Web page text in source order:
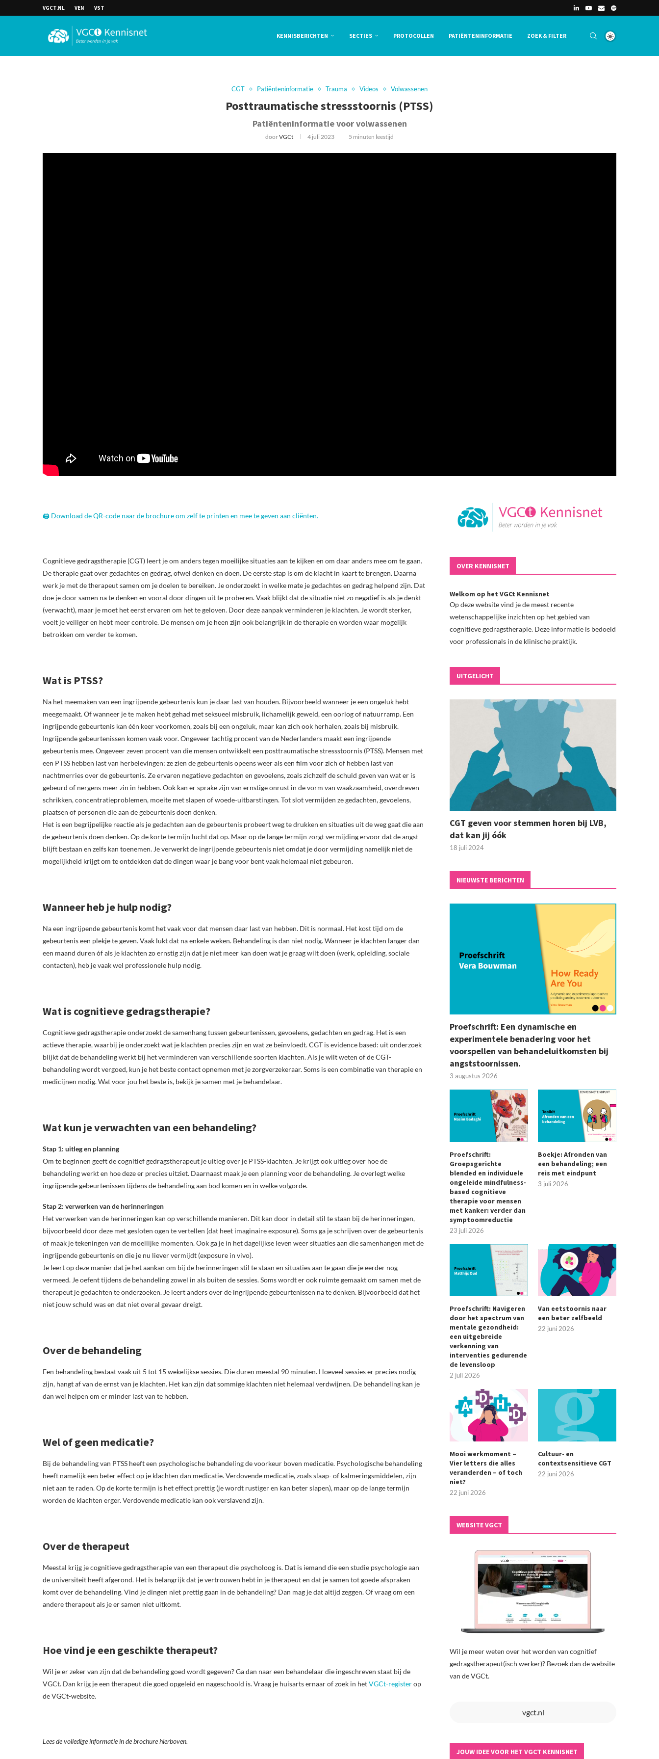
VGCT.NL VEN VST
KENNISBERICHTEN SECTIES PROTOCOLLEN PATIËNTENINFORMATIE ZOEK & FILTER
CGT Patiënteninformatie Trauma Videos Volwassenen
Posttraumatische stressstoornis (PTSS)
Patiënteninformatie voor volwassenen
doorVGCt 4 juli 2023 5 minuten leestijd
🖨️ Download de QR-code naar de brochure om zelf te printen en mee te geven aan cliënten.
Cognitieve gedragstherapie (CGT) leert je om anders tegen moeilijke situaties aan te kijken en om daar anders mee om te gaan.
De therapie gaat over gedachtes en gedrag, ofwel denken en doen. De eerste stap is om de klacht in kaart te brengen. Daarna
werk je met de therapeut samen om je doelen te bereiken. Je onderzoekt in welke mate je gedachtes en gedrag helpend zijn. Dat
doe je door samen na te denken en vooral door dingen uit te proberen. Vaak blijkt dat de situatie niet zo negatief is als je denkt
(verwacht), maar je moet het eerst ervaren om het te geloven. Door deze aanpak verminderen je klachten. Je wordt sterker,
voelt je veiliger en hebt meer controle. De mensen om je heen zijn ook belangrijk in de therapie en worden waar mogelijk
betrokken om verder te komen.
Wat is PTSS?
Na het meemaken van een ingrijpende gebeurtenis kun je daar last van houden. Bijvoorbeeld wanneer je een ongeluk hebt
meegemaakt. Of wanneer je te maken hebt gehad met seksueel misbruik, lichamelijk geweld, een oorlog of natuurramp. Een
ingrijpende gebeurtenis kan één keer voorkomen, zoals bij een ongeluk, maar kan zich ook herhalen, zoals bij misbruik.
Ingrijpende gebeurtenissen komen vaak voor. Ongeveer tachtig procent van de Nederlanders maakt een ingrijpende
gebeurtenis mee. Ongeveer zeven procent van die mensen ontwikkelt een posttraumatische stressstoornis (PTSS). Mensen met
een PTSS hebben last van herbelevingen; ze zien de gebeurtenis opeens weer als een film voor zich of hebben last van
nachtmerries over de gebeurtenis. Ze ervaren negatieve gedachten en gevoelens, zoals zichzelf de schuld geven van wat er is
gebeurd of nergens meer zin in hebben. Ook kan er sprake zijn van ernstige onrust in de vorm van waakzaamheid, overdreven
schrikken, concentratieproblemen, moeite met slapen of woede-uitbarstingen. Tot slot vermijden ze gedachten, gevoelens,
plaatsen of personen die aan de gebeurtenis doen denken.
Het is een begrijpelijke reactie als je gedachten aan de gebeurtenis probeert weg te drukken en situaties uit de weg gaat die aan
de gebeurtenis doen denken. Op de korte termijn lucht dat op. Maar op de lange termijn zorgt vermijding ervoor dat de angst
blijft bestaan en zelfs kan toenemen. Je verwerkt de ingrijpende gebeurtenis niet omdat je door vermijding namelijk niet de
mogelijkheid krijgt om te ontdekken dat de dingen waar je bang voor bent vaak helemaal niet gebeuren.
Wanneer heb je hulp nodig?
Na een ingrijpende gebeurtenis komt het vaak voor dat mensen daar last van hebben. Dit is normaal. Het kost tijd om de
gebeurtenis een plekje te geven. Vaak lukt dat na enkele weken. Behandeling is dan niet nodig. Wanneer je klachten langer dan
een maand duren óf als je klachten zo ernstig zijn dat je niet meer kan doen wat je graag wilt doen (werk, opleiding, sociale
contacten), heb je vaak wel professionele hulp nodig.
Wat is cognitieve gedragstherapie?
Cognitieve gedragstherapie onderzoekt de samenhang tussen gebeurtenissen, gevoelens, gedachten en gedrag. Het is een
actieve therapie, waarbij je onderzoekt wat je klachten precies zijn en wat ze beïnvloedt. CGT is evidence based: uit onderzoek
blijkt dat de behandeling werkt bij het verminderen van verschillende soorten klachten. Als je wilt weten of de CGT-
behandeling wordt vergoed, kun je het beste contact opnemen met je zorgverzekeraar. Soms is een combinatie van therapie en
medicijnen nodig. Wat voor jou het beste is, bekijk je samen met je behandelaar.
Wat kun je verwachten van een behandeling?
Stap 1: uitleg en planning
Om te beginnen geeft de cognitief gedragstherapeut je uitleg over je PTSS-klachten. Je krijgt ook uitleg over hoe de
behandeling werkt en hoe deze er precies uitziet. Daarnaast maak je een planning voor de behandeling. Je overlegt welke
ingrijpende gebeurtenissen tijdens de behandeling aan bod komen en in welke volgorde.
Stap 2: verwerken van de herinneringen
Het verwerken van de herinneringen kan op verschillende manieren. Dit kan door in detail stil te staan bij de herinneringen,
bijvoorbeeld door deze met gesloten ogen te vertellen (dat heet imaginaire exposure). Soms ga je schrijven over de gebeurtenis
of maak je tekeningen van de moeilijke momenten. Ook ga je in het dagelijkse leven weer situaties aan die samenhangen met de
ingrijpende gebeurtenis en die je nu liever vermijdt (exposure in vivo).
Je leert op deze manier dat je het aankan om bij de herinneringen stil te staan en situaties aan te gaan die je eerder nog
vermeed. Je oefent tijdens de behandeling zowel in als buiten de sessies. Soms wordt er ook ruimte gemaakt om samen met de
therapeut je gedachten te onderzoeken. Je leert anders over de ingrijpende gebeurtenissen na te denken. Bijvoorbeeld dat het
niet jouw schuld was en dat niet overal gevaar dreigt.
Over de behandeling
Een behandeling bestaat vaak uit 5 tot 15 wekelijkse sessies. Die duren meestal 90 minuten. Hoeveel sessies er precies nodig
zijn, hangt af van de ernst van je klachten. Het kan zijn dat sommige klachten niet helemaal verdwijnen. De behandeling kan je
dan wel helpen om er minder last van te hebben.
Wel of geen medicatie?
Bij de behandeling van PTSS heeft een psychologische behandeling de voorkeur boven medicatie. Psychologische behandeling
heeft namelijk een beter effect op je klachten dan medicatie. Verdovende medicatie, zoals slaap- of kalmeringsmiddelen, zijn
niet aan te raden. Op de korte termijn is het effect prettig (je wordt rustiger en kan beter slapen), maar op de lange termijn
worden de klachten erger. Verdovende medicatie kan ook verslavend zijn.
Over de therapeut
Meestal krijg je cognitieve gedragstherapie van een therapeut die psycholoog is. Dat is iemand die een studie psychologie aan
de universiteit heeft afgerond. Het is belangrijk dat je vertrouwen hebt in je therapeut en dat je samen tot goede afspraken
komt over de behandeling. Vind je dingen niet prettig gaan in de behandeling? Dan mag je dat altijd zeggen. Of vraag om een
andere therapeut als je er samen niet uitkomt.
Hoe vind je een geschikte therapeut?
Wil je er zeker van zijn dat de behandeling goed wordt gegeven? Ga dan naar een behandelaar die ingeschreven staat bij de
VGCt. Dan krijg je een therapeut die goed opgeleid en nageschoold is. Vraag je huisarts ernaar of zoek in hetVGCt-registerop
de VGCt-website.
Lees de volledige informatie in de brochure hierboven.
OVER KENNISNET
Welkom op het VGCt Kennisnet
Op deze website vind je de meest recente
wetenschappelijke inzichten op het gebied van
cognitieve gedragstherapie. Deze informatie is bedoeld
voor professionals in de klinische praktijk.
UITGELICHT
CGT geven voor stemmen horen bij LVB,
dat kan jij óók
18 juli 2024
NIEUWSTE BERICHTEN
Proefschrift: Een dynamische en
experimentele benadering voor het
voorspellen van behandeluitkomsten bij
angststoornissen.
3 augustus 2026
Proefschrift:
Groepsgerichte
blended en individuele
ongeleide mindfulness-
based cognitieve
therapie voor mensen
met kanker: verder dan
symptoomreductie
23 juli 2026
Boekje: Afronden van
een behandeling; een
reis met eindpunt
3 juli 2026
Proefschrift: Navigeren
door het spectrum van
mentale gezondheid:
een uitgebreide
verkenning van
interventies gedurende
de levensloop
2 juli 2026
Van eetstoornis naar
een beter zelfbeeld
22 juni 2026
Mooi werkmoment –
Vier letters die alles
veranderden – of toch
niet?
22 juni 2026
Cultuur- en
contextsensitieve CGT
22 juni 2026
WEBSITE VGCT
Wil je meer weten over het worden van cognitief
gedragstherapeut(isch werker)? Bezoek dan de website
van de VGCt.
vgct.nl
JOUW IDEE VOOR HET VGCT KENNISNET